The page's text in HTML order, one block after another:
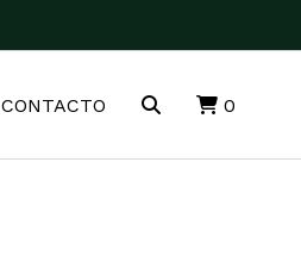
CONTACTO 0